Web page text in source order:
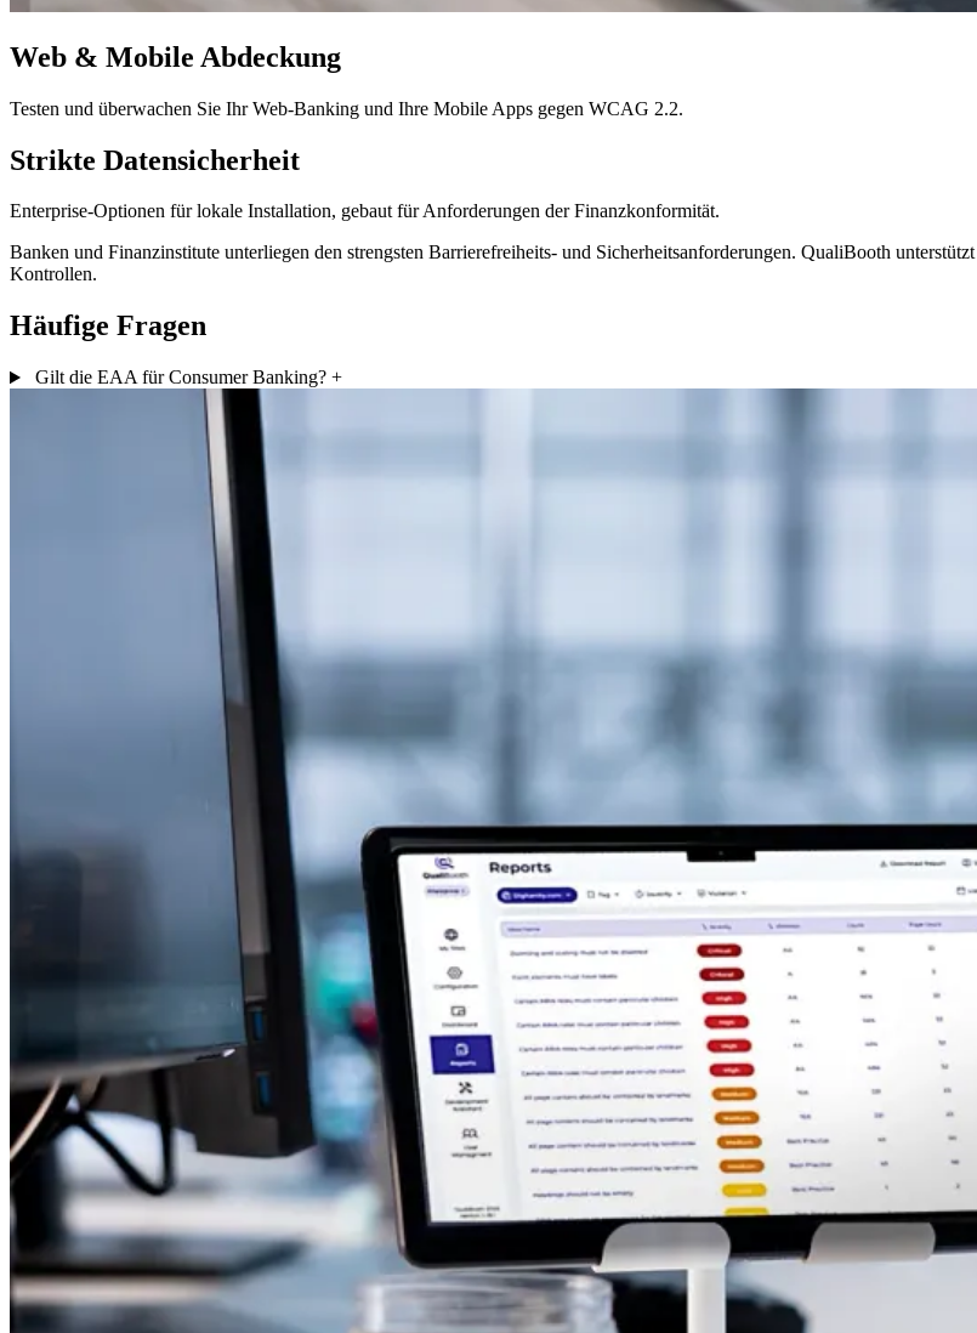
Web & Mobile Abdeckung
Testen und überwachen Sie Ihr Web-Banking und Ihre Mobile Apps gegen WCAG 2.2.
Strikte Datensicherheit
Enterprise-Optionen für lokale Installation, gebaut für Anforderungen der Finanzkonformität.
Banken und Finanzinstitute unterliegen den strengsten Barrierefreiheits- und Sicherheitsanforderungen. QualiBooth unterstützt
Kontrollen.
Häufige Fragen
Gilt die EAA für Consumer Banking? +